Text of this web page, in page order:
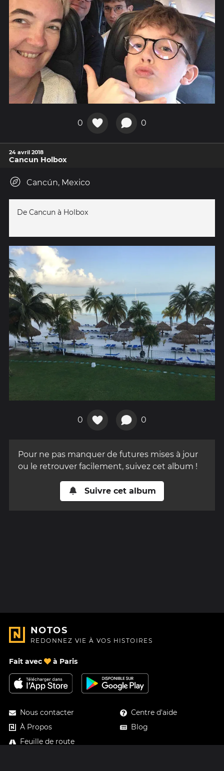
0 0
24 avril 2018
Cancun Holbox
Cancún, Mexico
De Cancun à Holbox
0 0
Pour ne pas manquer de futures mises à jour
ou le retrouver facilement, suivez cet album !
Suivre cet album
NOTOS
REDONNEZ VIE À VOS HISTOIRES
Fait avec à Paris
Nous contacter
À Propos
Feuille de route
Centre d'aide
Blog